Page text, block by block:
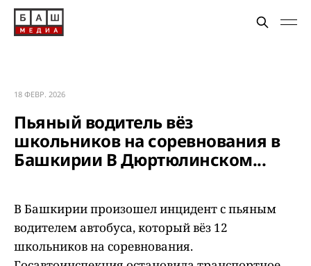
18 ФЕВР. 2026
Пьяный водитель вёз
школьников на соревнования в
Башкирии В Дюртюлинском...
В Башкирии произошел инцидент с пьяным
водителем автобуса, который вёз 12
школьников на соревнования.